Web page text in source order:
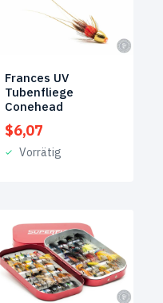
Frances UV
Tubenfliege
Conehead
$6,07
Vorrätig